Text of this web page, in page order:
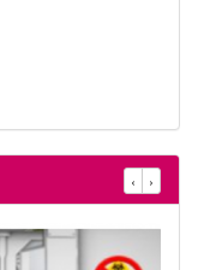
‹ ›